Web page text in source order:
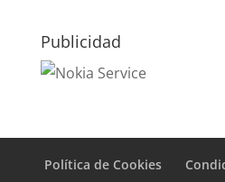
Publicidad
Política de Cookies